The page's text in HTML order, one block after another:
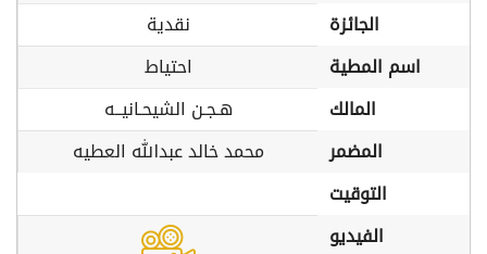
الجائزة
نقدية
اسم المطية
احتياط
المالك
هـجـن الشيحـانيــه
المضمر
محمد خالد عبدالله العطيه
التوقيت
الفيديو